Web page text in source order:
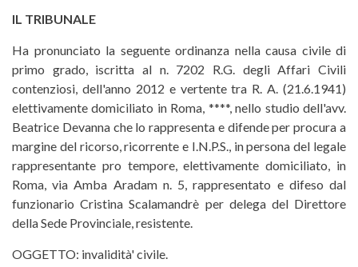
IL TRIBUNALE
Ha pronunciato la seguente ordinanza nella causa civile di
primo grado, iscritta al n. 7202 R.G. degli Affari Civili
contenziosi, dell'anno 2012 e vertente tra R. A. (21.6.1941)
elettivamente domiciliato in Roma, ****, nello studio dell'avv.
Beatrice Devanna che lo rappresenta e difende per procura a
margine del ricorso, ricorrente e I.N.P.S., in persona del legale
rappresentante pro tempore, elettivamente domiciliato, in
Roma, via Amba Aradam n. 5, rappresentato e difeso dal
funzionario Cristina Scalamandrè per delega del Direttore
della Sede Provinciale, resistente.
OGGETTO: invalidità' civile.